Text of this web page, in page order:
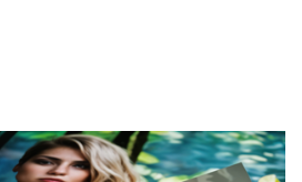
винил